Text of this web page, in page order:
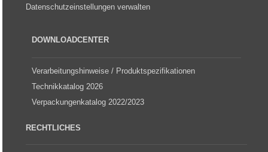
Datenschutzeinstellungen verwalten
DOWNLOADCENTER
Verarbeitungshinweise / Produktspezifikationen
Technikkatalog 2026
Verpackungenkatalog 2022/2023
RECHTLICHES